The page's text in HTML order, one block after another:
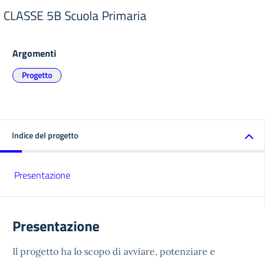
CLASSE 5B Scuola Primaria
Argomenti
Progetto
Indice del progetto
Presentazione
Presentazione
Il progetto ha lo scopo di avviare, potenziare e